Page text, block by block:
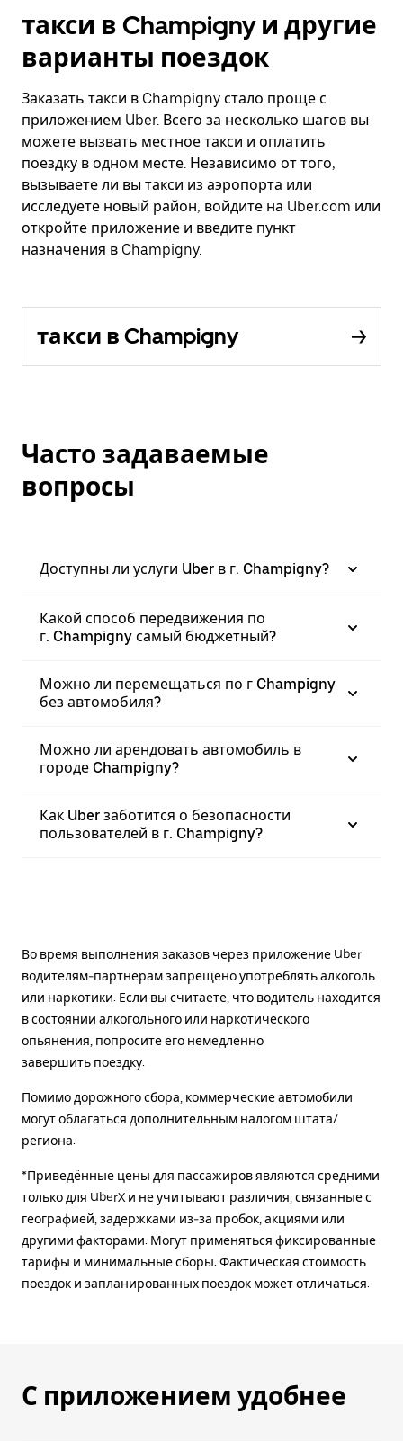
такси в Champigny и другие
варианты поездок
Заказать такси в Champigny стало проще с
приложением Uber. Всего за несколько шагов вы
можете вызвать местное такси и оплатить
поездку в одном месте. Независимо от того,
вызываете ли вы такси из аэропорта или
исследуете новый район, войдите на Uber.com или
откройте приложение и введите пункт
назначения в Champigny.
такси в Champigny
Часто задаваемые
вопросы
Доступны ли услуги Uber в г. Champigny?
Какой способ передвижения по
г. Champigny самый бюджетный?
Можно ли перемещаться по г Champigny
без автомобиля?
Можно ли арендовать автомобиль в
городе Champigny?
Как Uber заботится о безопасности
пользователей в г. Champigny?
Во время выполнения заказов через приложение Uber
водителям-партнерам запрещено употреблять алкоголь
или наркотики. Если вы считаете, что водитель находится
в состоянии алкогольного или наркотического
опьянения, попросите его немедленно
завершить поездку.
Помимо дорожного сбора, коммерческие автомобили
могут облагаться дополнительным налогом штата/
региона.
*Приведённые цены для пассажиров являются средними
только для UberX и не учитывают различия, связанные с
географией, задержками из-за пробок, акциями или
другими факторами. Могут применяться фиксированные
тарифы и минимальные сборы. Фактическая стоимость
поездок и запланированных поездок может отличаться.
С приложением удобнее